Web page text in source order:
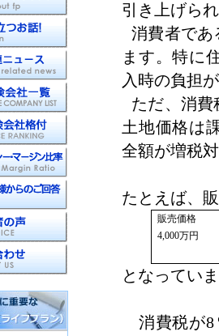
引き上げら
消費者であ
ます。特に
入時の負担
ただ、消費
土地価格は
全額が増税
たとえば、
販売価格
4,000万円
となってい
消費税が8